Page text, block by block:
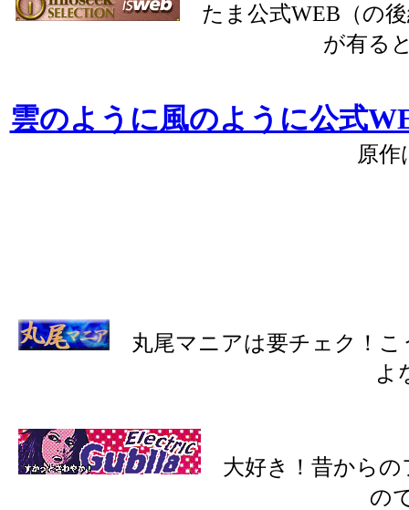
たま公式WEB（の
が有る
雲のように風のように公式
原
丸尾マニアは要チェク！こ
よ
大好き！昔からの
の